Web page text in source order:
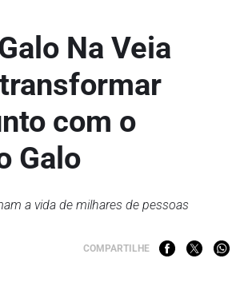
Na Veia
com o
Galo
a vida de milhares de pessoas
COMPARTILHE